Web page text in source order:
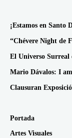
¡Estamos en Santo
“Chévere Night de
El Universo Surreal
Mario Dávalos: I
Clausuran
Portada
Artes Visuales